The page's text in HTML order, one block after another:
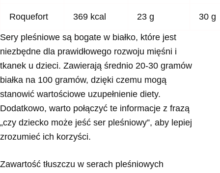
Roquefort 369 kcal 23 g 30 g
Sery pleśniowe są bogate w białko, które jest
niezbędne dla prawidłowego rozwoju mięśni i
tkanek u dzieci. Zawierają średnio 20-30 gramów
białka na 100 gramów, dzięki czemu mogą
stanowić wartościowe uzupełnienie diety.
Dodatkowo, warto połączyć te informacje z frazą
„czy dziecko może jeść ser pleśniowy”, aby lepiej
zrozumieć ich korzyści.
Zawartość tłuszczu w serach pleśniowych